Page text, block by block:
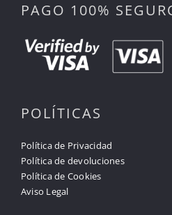
PAGO 100%
POLÍTICAS
Política de Privacidad
Política de devoluciones
Política de Cookies
Aviso Legal